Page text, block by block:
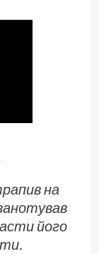
на
його